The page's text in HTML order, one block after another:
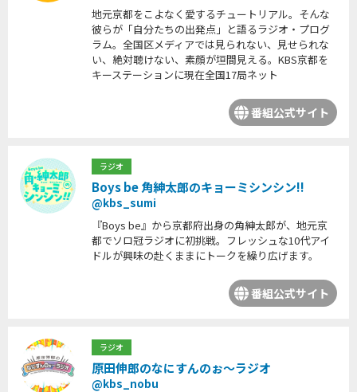
地元京都をこよなく愛するチュートリアル。そんな
彼らが「自分たちの出発点」と語るラジオ・プログ
ラム。全国区メディアでは見られない、見せられな
い、絶対聴けない、素顔が垣間見える。KBS京都を
キーステーションに現在全国17局ネット
番組公式サイト
ラジオ
Boys be 角紳太郎のキョーミシンシン!!
@kbs_sumi
『Boys be』から京都府出身の角紳太郎が、地元京
都でソロ冠ラジオに初挑戦。フレッシュな10代アイ
ドルが興味の赴くままにトークを繰り広げます。
番組公式サイト
ラジオ
原田伸郎のなにすんのぉ～ラジオ
@kbs_nobu